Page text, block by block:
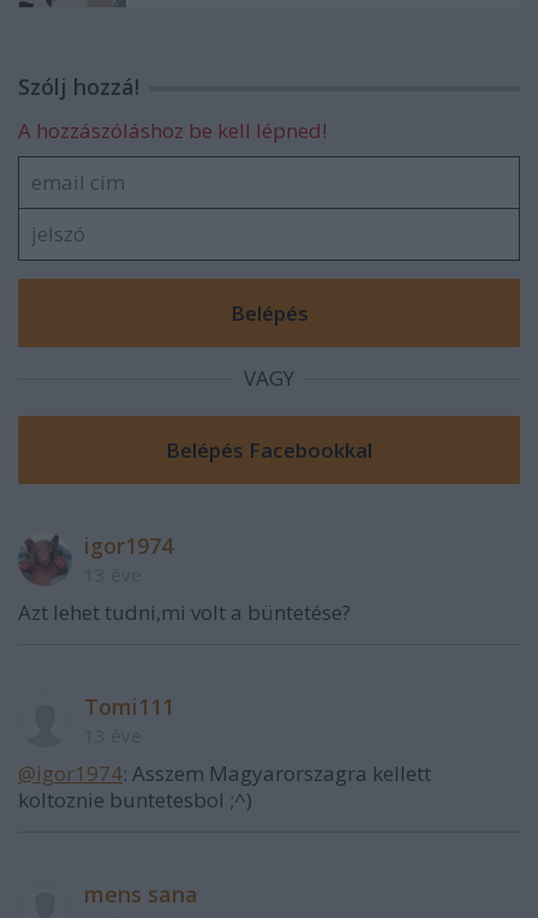
Szólj hozzá!
A hozzászóláshoz be kell lépned!
VAGY
igor1974
Azt lehet tudni,mi volt a büntetése?
Tomi111
@igor1974: Asszem Magyarorszagra kellett
koltoznie buntetesbol ;^)
mens sana